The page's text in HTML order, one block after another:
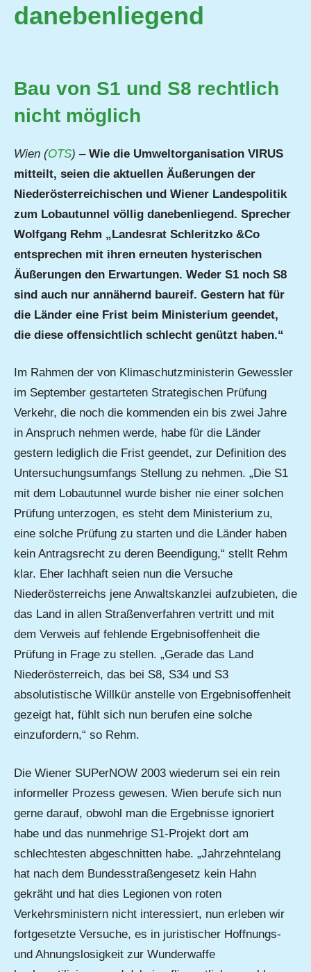
danebenliegend
Bau von S1 und S8 rechtlich
nicht möglich
Wien (OTS) –Wie die Umweltorganisation VIRUS
mitteilt, seien die aktuellen Äußerungen der
Niederösterreichischen und Wiener Landespolitik
zum Lobautunnel völlig danebenliegend. Sprecher
Wolfgang Rehm „Landesrat Schleritzko &Co
entsprechen mit ihren erneuten hysterischen
Äußerungen den Erwartungen. Weder S1 noch S8
sind auch nur annähernd baureif. Gestern hat für
die Länder eine Frist beim Ministerium geendet,
die diese offensichtlich schlecht genützt haben.“
Im Rahmen der von Klimaschutzministerin Gewessler
im September gestarteten Strategischen Prüfung
Verkehr, die noch die kommenden ein bis zwei Jahre
in Anspruch nehmen werde, habe für die Länder
gestern lediglich die Frist geendet, zur Definition des
Untersuchungsumfangs Stellung zu nehmen. „Die S1
mit dem Lobautunnel wurde bisher nie einer solchen
Prüfung unterzogen, es steht dem Ministerium zu,
eine solche Prüfung zu starten und die Länder haben
kein Antragsrecht zu deren Beendigung,“ stellt Rehm
klar. Eher lachhaft seien nun die Versuche
Niederösterreichs jene Anwaltskanzlei aufzubieten, die
das Land in allen Straßenverfahren vertritt und mit
dem Verweis auf fehlende Ergebnisoffenheit die
Prüfung in Frage zu stellen. „Gerade das Land
Niederösterreich, das bei S8, S34 und S3
absolutistische Willkür anstelle von Ergebnisoffenheit
gezeigt hat, fühlt sich nun berufen eine solche
einzufordern,“ so Rehm.
Die Wiener SUPerNOW 2003 wiederum sei ein rein
informeller Prozess gewesen. Wien berufe sich nun
gerne darauf, obwohl man die Ergebnisse ignoriert
habe und das nunmehrige S1-Projekt dort am
schlechtesten abgeschnitten habe. „Jahrzehntelang
hat nach dem Bundesstraßengesetz kein Hahn
gekräht und hat dies Legionen von roten
Verkehrsministern nicht interessiert, nun erleben wir
fortgesetzte Versuche, es in juristischer Hoffnungs-
und Ahnungslosigkeit zur Wunderwaffe